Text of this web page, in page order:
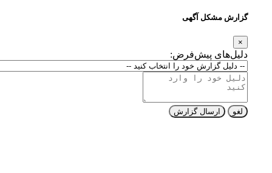
گزارش مشکل آگهی
دلیل‌های پیش‌فرض:
ارسال گزارش